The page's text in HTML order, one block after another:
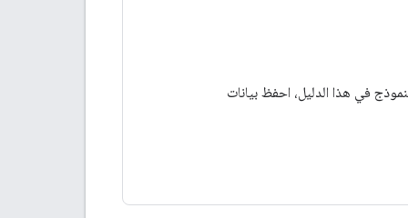
في هذا الدليل، احفظ بيانات